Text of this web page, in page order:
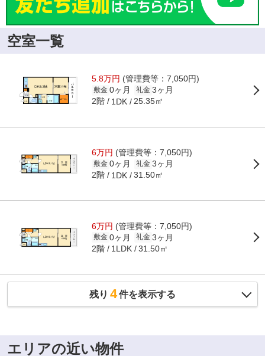
空室一覧
5.8万円 (管理費等：7,050円)
敷金 0ヶ月 礼金 3ヶ月
2階 1DK 25.35㎡
6万円 (管理費等：7,050円)
敷金 0ヶ月 礼金 3ヶ月
2階 1DK 31.50㎡
6万円 (管理費等：7,050円)
敷金 0ヶ月 礼金 3ヶ月
2階 1LDK 31.50㎡
残り 4件を表示する
エリアの近い物件